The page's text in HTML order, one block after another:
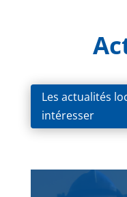
Les actualités
intéresser